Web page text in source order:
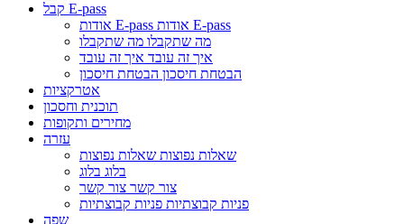
קבל E-pass
אודות E-pass
אודות E-pass
מה שתקבלו מה שתקבלו
איך זה עובד איך זה עובד
הבטחת חיסכון הבטחת חיסכון
אטרקציות
תוכנית וחסכון
מחירים ותקופות
עזרה
שאלות נפוצות שאלות נפוצות
בלוג בלוג
צור קשר צור קשר
פניות קבוצתיות פניות קבוצתיות
שפה